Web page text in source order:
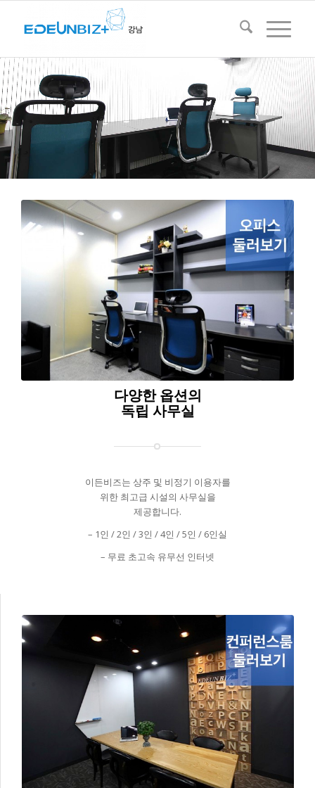
다양한 옵션의
독립 사무실
이든비즈는 상주 및 비정기 이용자를
위한 최고급 시설의 사무실을
제공합니다.
– 1인 / 2인 / 3인 / 4인 / 5인 / 6인실
– 무료 초고속 유무선 인터넷